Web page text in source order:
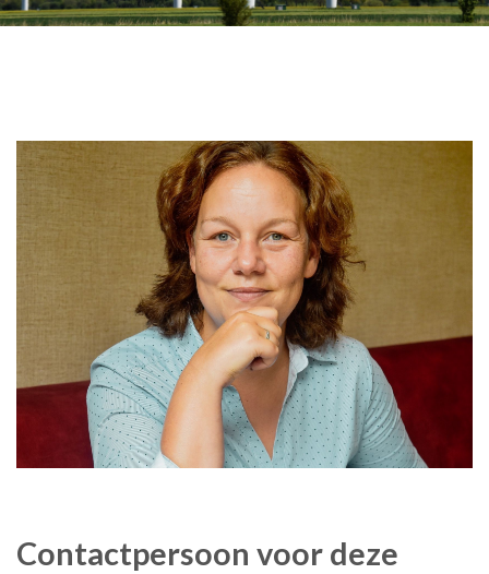
Claudia Elshout / Office manager
Contactpersoon voor deze